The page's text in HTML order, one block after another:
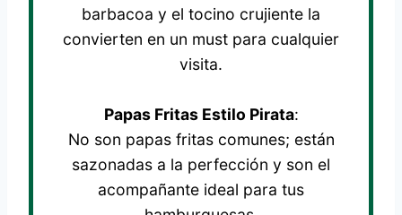
barbacoa y el tocino crujiente la
convierten en un must para cualquier
visita.
Papas Fritas Estilo Pirata:
No son papas fritas comunes; están
sazonadas a la perfección y son el
acompañante ideal para tus